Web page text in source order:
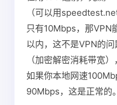
（可以用
只有10Mbps，那VPN
以内，这不是VPN的
（加密解密消耗带宽
如果你本地网速
90Mbps，这是正常的。